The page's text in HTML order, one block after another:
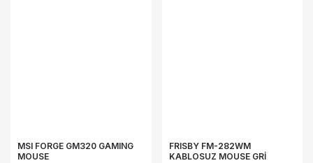
MSI FORGE GM320 GAMING
MOUSE
FRISBY FM-282WM
KABLOSUZ MOUSE GRİ